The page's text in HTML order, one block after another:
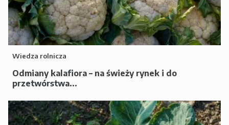
Wiedza rolnicza
Odmiany kalafiora – na świeży rynek i do
przetwórstwa...